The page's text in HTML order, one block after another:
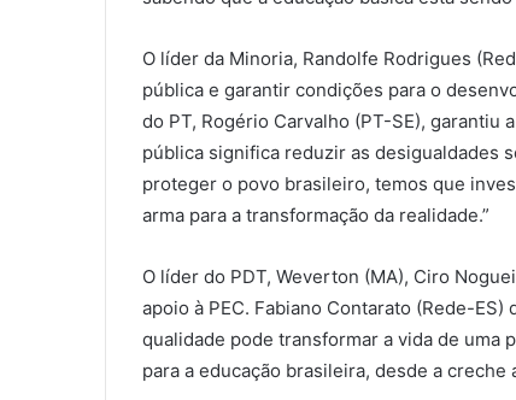
O líder da Minoria, Randolfe Rodrigues
pública e garantir condições para o
do PT, Rogério Carvalho (PT-SE), garantiu
pública significa reduzir as desigualdades
proteger o povo brasileiro, temos que
arma para a transformação da realidade.”
O líder do PDT, Weverton (MA), Ciro
apoio à PEC. Fabiano Contarato (Rede-
qualidade pode transformar a vida de uma
para a educação brasileira, desde a creche